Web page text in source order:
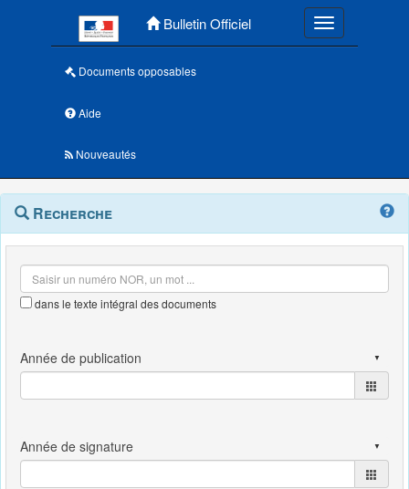
Bulletin Officiel Toggle
Documents opposables
Aide
Nouveautés
Navigation
outils
Menu
contextuel
Recherche
dans le texte intégral des documents